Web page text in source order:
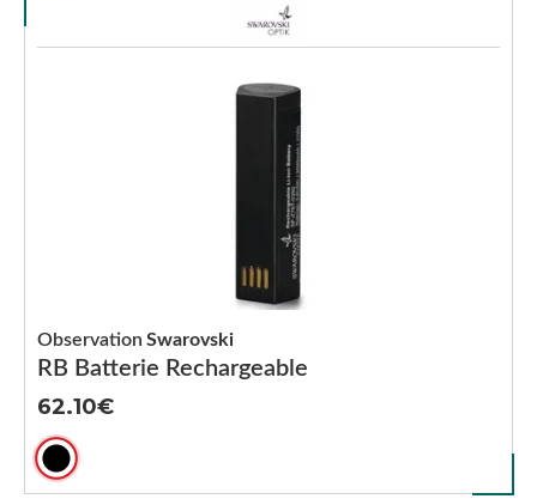
RB Batterie Rechargeable
Observation Swarovski
62.10